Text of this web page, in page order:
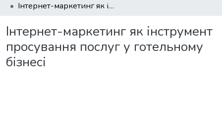
Інтернет-маркетинг як інструмент просування послуг у готельному бізнесі
Інтернет-маркетинг як інструмент
просування послуг у готельному
бізнесі